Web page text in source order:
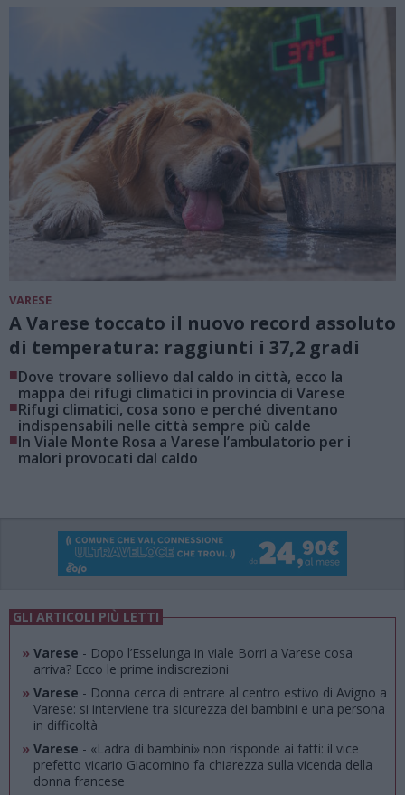
VARESE
A Varese toccato il nuovo record assoluto
di temperatura: raggiunti i 37,2 gradi
■Dove trovare sollievo dal caldo in città, ecco la
mappa dei rifugi climatici in provincia di Varese
■Rifugi climatici, cosa sono e perché diventano
indispensabili nelle città sempre più calde
■In Viale Monte Rosa a Varese l’ambulatorio per i
malori provocati dal caldo
GLI ARTICOLI PIÙ LETTI
» Varese - Dopo l’Esselunga in viale Borri a Varese cosa
arriva? Ecco le prime indiscrezioni
» Varese - Donna cerca di entrare al centro estivo di Avigno a
Varese: si interviene tra sicurezza dei bambini e una persona
in difficoltà
» Varese - «Ladra di bambini» non risponde ai fatti: il vice
prefetto vicario Giacomino fa chiarezza sulla vicenda della
donna francese